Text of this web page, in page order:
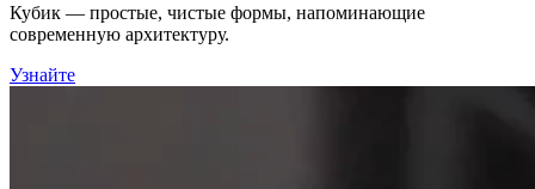
Кубик — простые, чистые формы, напоминающие
современную архитектуру.
Узнайте